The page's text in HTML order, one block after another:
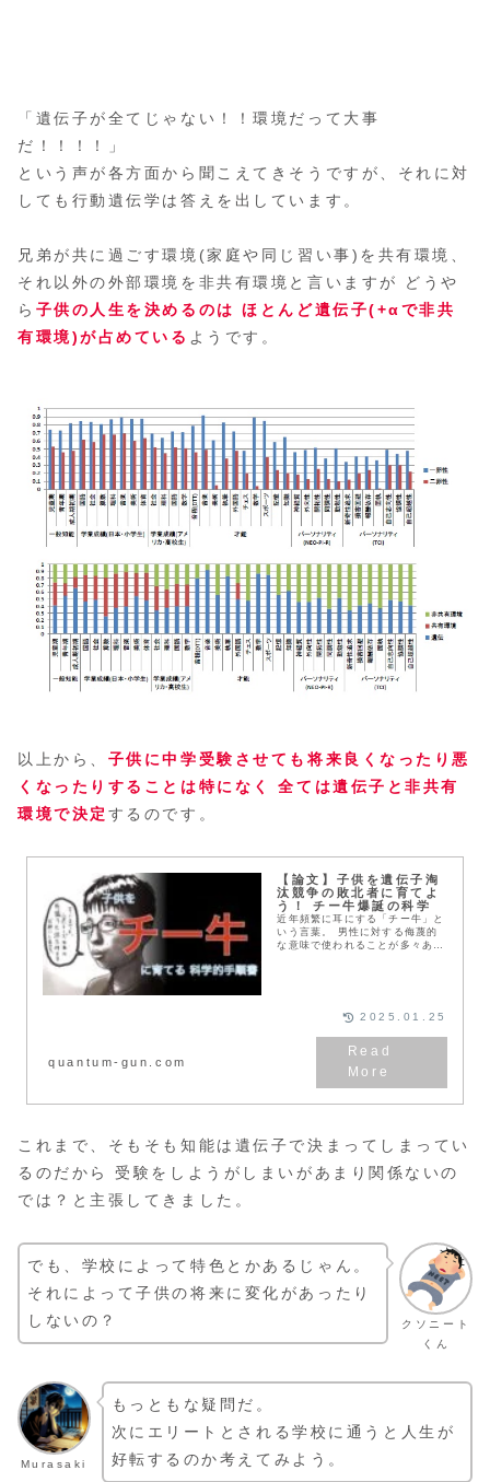
「遺伝子が全てじゃない！！環境だって大事
だ！！！！」
という声が各方面から聞こえてきそうですが、それに対
しても行動遺伝学は答えを出しています。
兄弟が共に過ごす環境(家庭や同じ習い事)を共有環境、
それ以外の外部環境を非共有環境と言いますが どうや
ら 子供の人生を決めるのは ほとんど遺伝子(+αで非共
有環境)が占めている ようです。
以上から、 子供に中学受験させても将来良くなったり悪
くなったりすることは特になく 全ては遺伝子と非共有
環境で決定 するのです。
【論文】子供を遺伝子淘
汰競争の敗北者に育てよ
う！ チー牛爆誕の科学
近年頻繁に耳にする「チー牛」と
いう言葉。 男性に対する侮蔑的
な意味で使われることが多々あり
quantum-gun.com
2025.01.25
これまで、そもそも知能は遺伝子で決まってしまってい
るのだから 受験をしようがしまいがあまり関係ないの
では？と主張してきました。
クソニート
くん
でも、学校によって特色とかあるじゃん。
それによって子供の将来に変化があったり
しないの？
Murasaki
もっともな疑問だ。
次にエリートとされる学校に通うと人生が
好転するのか考えてみよう。